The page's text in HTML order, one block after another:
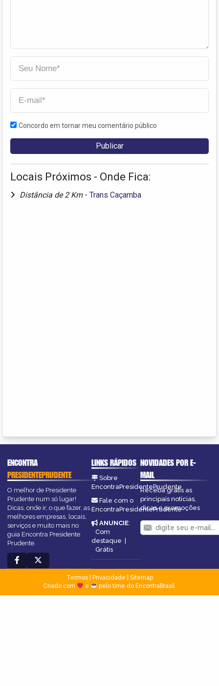
Concordo em tornar meu comentário público
Locais Próximos - Onde Fica:
Distância de 2 Km - Trans Caçamba
ENCONTRA
PRESIDENTEPRUDENTE
O melhor de Presidente
Prudente num só lugar!
Dicas, onde ir, o que fazer, as
melhores empresas, locais,
serviços e muito mais no
guia Encontra Presidente
Prudente.
LINKS RÁPIDOS
Sobre
EncontraPresidentePrudente
Fale com o
EncontraPresidentePrudente
ANUNCIE:
Com
destaque |
Grátis
NOVIDADES POR E-
MAIL
Receba grátis as
principais notícias,
dicas e promoções
Termos| Privacidade
Sitemap
Criado com
e pelo time do EncontraBrasil